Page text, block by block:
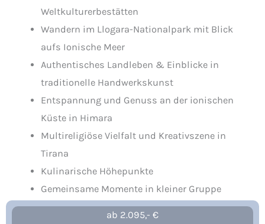
Weltkulturerbestätten
Wandern im Llogara-Nationalpark mit Blick
aufs Ionische Meer
Authentisches Landleben & Einblicke in
traditionelle Handwerkskunst
Entspannung und Genuss an der ionischen
Küste in Himara
Multireligiöse Vielfalt und Kreativszene in
Tirana
Kulinarische Höhepunkte
Gemeinsame Momente in kleiner Gruppe
ab 2.095,- €